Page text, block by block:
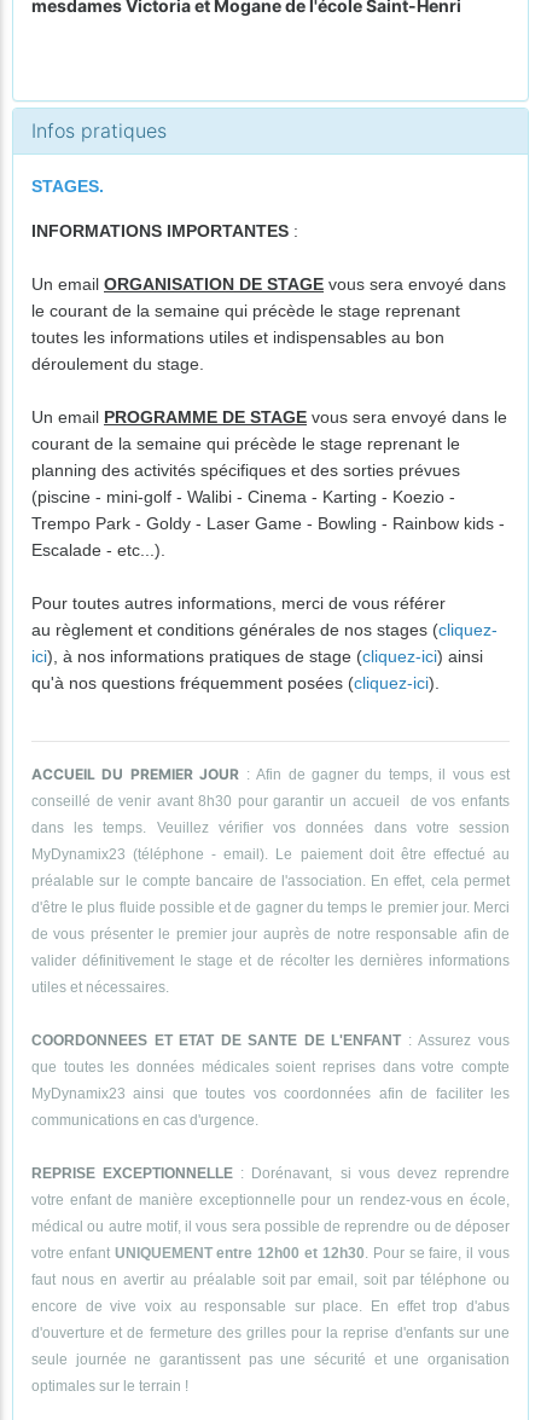
mesdames Victoria et Mogane de l'école Saint-Henri
Infos pratiques
STAGES.
INFORMATIONS IMPORTANTES :
Un email ORGANISATION DE STAGE vous sera envoyé dans
le courant de la semaine qui précède le stage reprenant
toutes les informations utiles et indispensables au bon
déroulement du stage.
Un email PROGRAMME DE STAGE vous sera envoyé dans le
courant de la semaine qui précède le stage reprenant le
planning des activités spécifiques et des sorties prévues
(piscine - mini-golf - Walibi - Cinema - Karting - Koezio -
Trempo Park - Goldy - Laser Game - Bowling - Rainbow kids -
Escalade - etc...).
Pour toutes autres informations, merci de vous référer
au règlement et conditions générales de nos stages (cliquez-
ici), à nos informations pratiques de stage (cliquez-ici) ainsi
qu'à nos questions fréquemment posées (cliquez-ici).
ACCUEIL DU PREMIER JOUR : Afin de gagner du temps, il vous est
conseillé de venir avant 8h30 pour garantir un accueil de vos enfants
dans les temps. Veuillez vérifier vos données dans votre session
MyDynamix23 (téléphone - email). Le paiement doit être effectué au
préalable sur le compte bancaire de l'association. En effet, cela permet
d'être le plus fluide possible et de gagner du temps le premier jour. Merci
de vous présenter le premier jour auprès de notre responsable afin de
valider définitivement le stage et de récolter les dernières informations
utiles et nécessaires.
COORDONNEES ET ETAT DE SANTE DE L'ENFANT: Assurez vous
que toutes les données médicales soient reprises dans votre compte
MyDynamix23 ainsi que toutes vos coordonnées afin de faciliter les
communications en cas d'urgence.
REPRISE EXCEPTIONNELLE : Dorénavant, si vous devez reprendre
votre enfant de manière exceptionnelle pour un rendez-vous en école,
médical ou autre motif, il vous sera possible de reprendre ou de déposer
votre enfant UNIQUEMENT entre 12h00 et 12h30. Pour se faire, il vous
faut nous en avertir au préalable soit par email, soit par téléphone ou
encore de vive voix au responsable sur place. En effet trop d'abus
d'ouverture et de fermeture des grilles pour la reprise d'enfants sur une
seule journée ne garantissent pas une sécurité et une organisation
optimales sur le terrain !